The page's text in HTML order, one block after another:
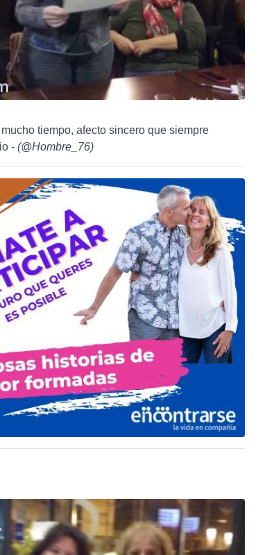
tiempo, afecto sincero que siempre
- (@Hombre_76)